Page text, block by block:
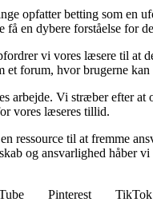
opfatter betting som en
en dybere forståelse for
vi vores læsere til at
forum, hvor brugerne
Vi stræber efter at
vores læseres tillid.
ressource til at fremme
og ansvarlighed håber
Pinterest TikTok